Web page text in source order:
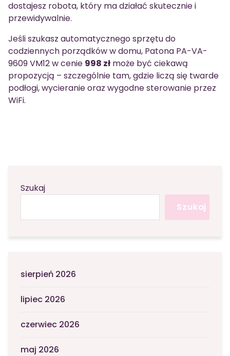
dostajesz robota, który ma działać skutecznie i
przewidywalnie.
Jeśli szukasz automatycznego sprzętu do
codziennych porządków w domu, Patona PA-VA-
9609 VM12 w cenie 998 zł może być ciekawą
propozycją – szczególnie tam, gdzie liczą się twarde
podłogi, wycieranie oraz wygodne sterowanie przez
WiFi.
Szukaj
Szukaj
sierpień 2026
lipiec 2026
czerwiec 2026
maj 2026